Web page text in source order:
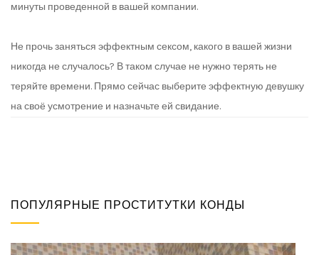
минуты проведенной в вашей компании.
Не прочь заняться эффектным сексом, какого в вашей жизни
никогда не случалось? В таком случае не нужно терять не
теряйте времени. Прямо сейчас выберите эффектную девушку
на своё усмотрение и назначьте ей свидание.
ПОПУЛЯРНЫЕ ПРОСТИТУТКИ КОНДЫ